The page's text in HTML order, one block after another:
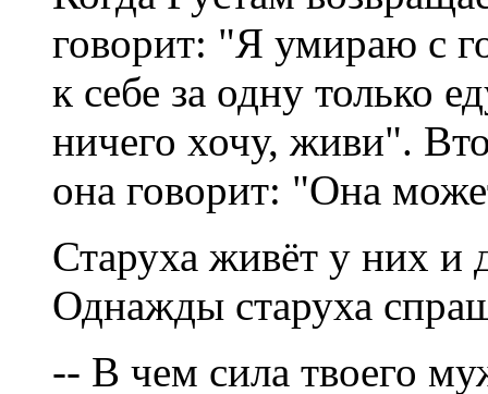
говорит: "Я умираю с
к себе за одну только
ничего хочу, живи".
она говорит: "Она
Старуха живёт у них и
Однажды старуха
-- В чем сила твоего